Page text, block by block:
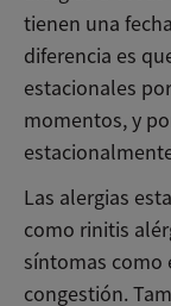
tienen una
diferencia es
estacionales
momentos, y
Las alergias
como rinitis
síntomas como
congestión.